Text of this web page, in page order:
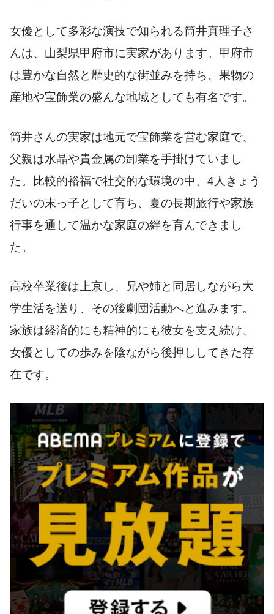
女優として多彩な演技で知られる筒井真理子さ
んは、山梨県甲府市に実家があります。甲府市
は豊かな自然と歴史的な街並みを持ち、果物の
産地や宝飾業の盛んな地域としても有名です。
筒井さんの実家は地元で宝飾業を営む家庭で、
父親は水晶や貴金属の卸業を手掛けていまし
た。比較的裕福で社交的な環境の中、4人きょう
だいの末っ子として育ち、夏の長期旅行や家族
行事を通して温かな家庭の絆を育んできまし
た。
高校卒業後は上京し、兄や姉と同居しながら大
学生活を送り、その後劇団活動へと進みます。
家族は経済的にも精神的にも彼女を支え続け、
女優としての歩みを陰ながら後押ししてきた存
在です。